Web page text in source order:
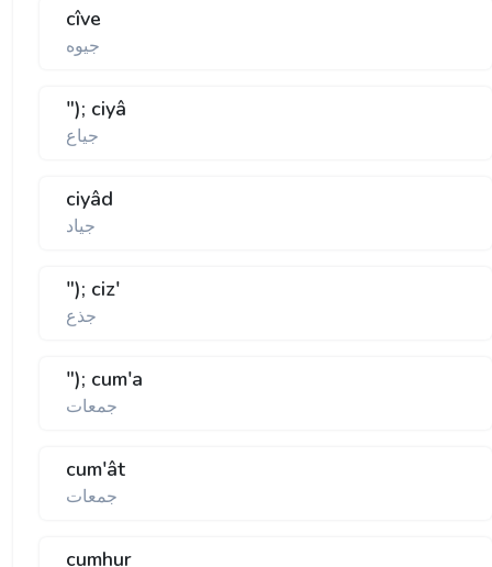
cîve
جيوه
"); ciyâ
جياع
ciyâd
جياد
"); ciz'
جذع
"); cum'a
جمعات
cum'ât
جمعات
cumhur